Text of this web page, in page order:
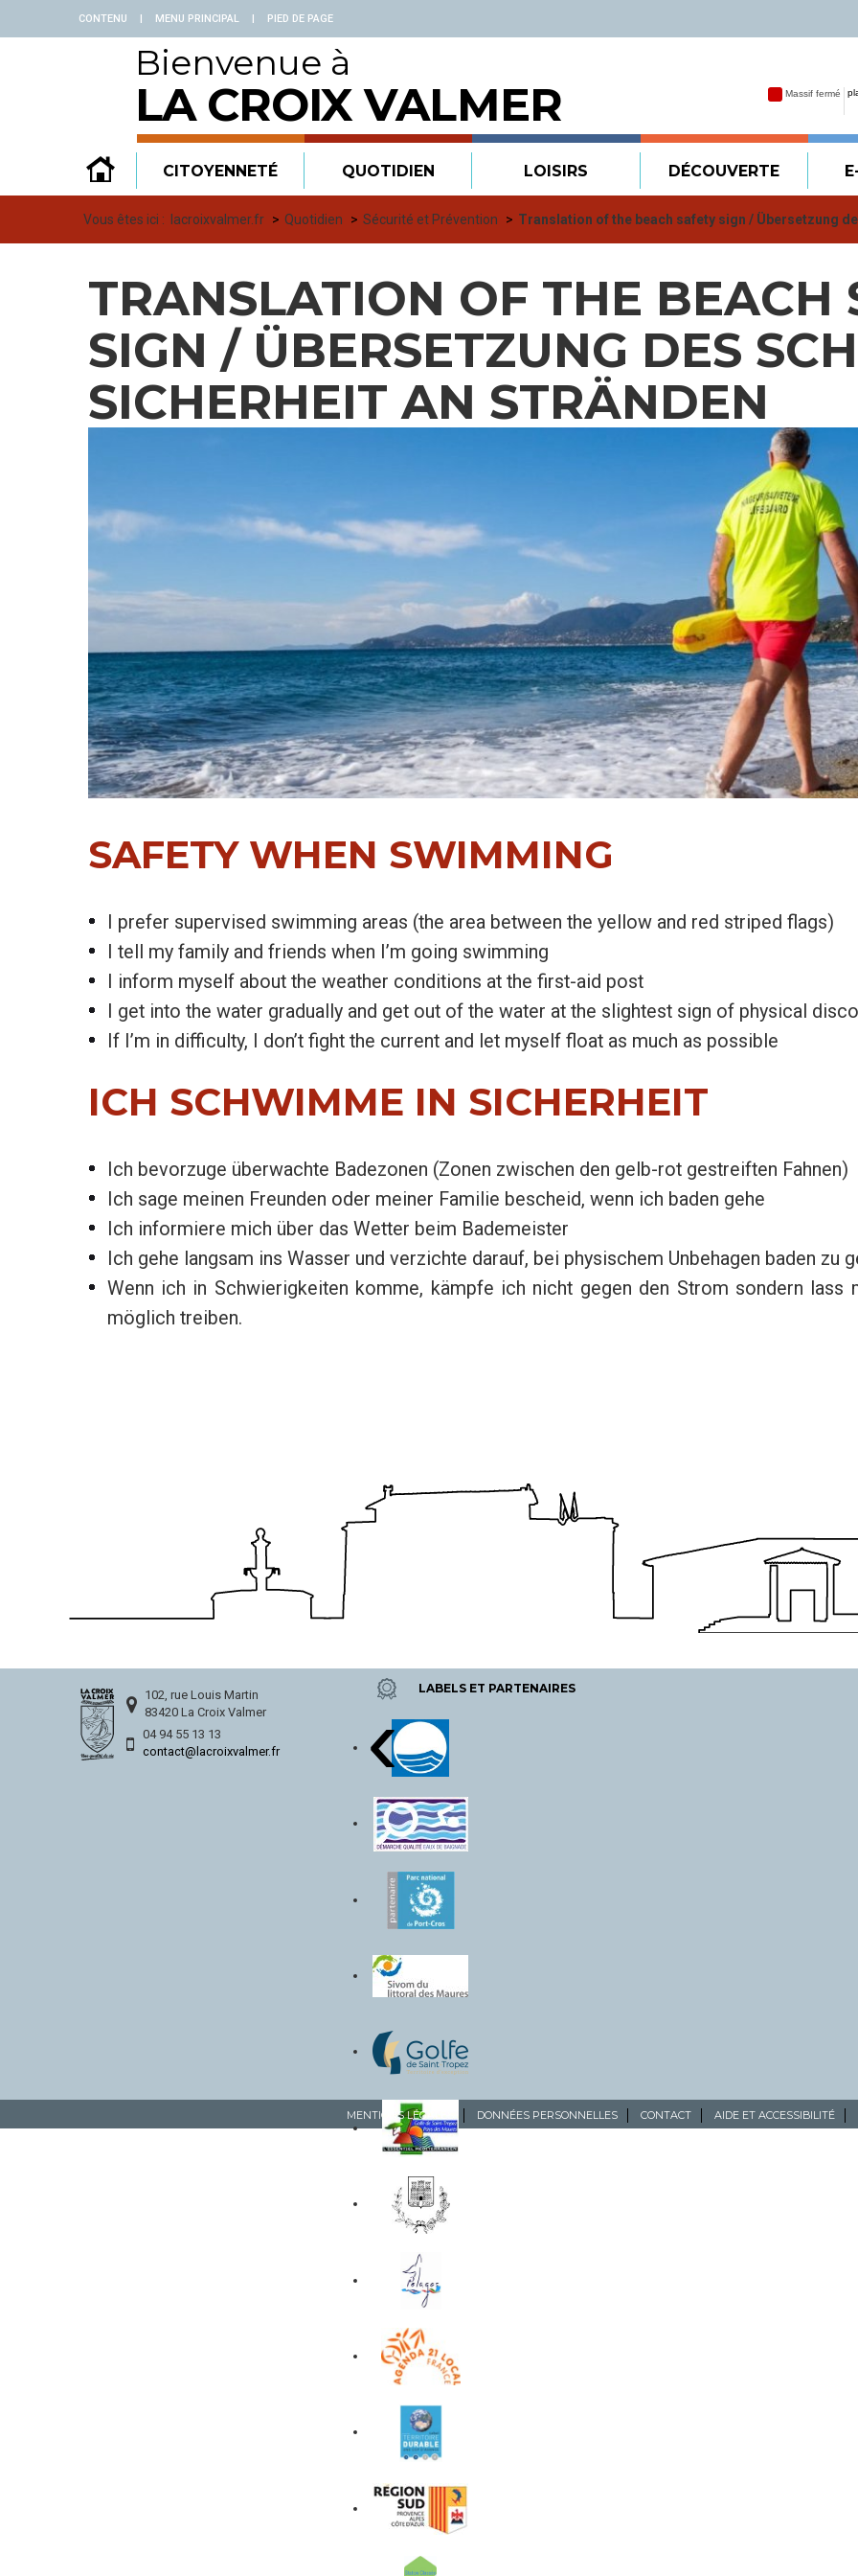
CONTENU | MENU PRINCIPAL | PIED DE PAGE
Bienvenue à
LA CROIX VALMER
CITOYENNETÉ QUOTIDIEN LOISIRS DÉCOUVERTE
Vous êtes ici : lacroixvalmer.fr Quotidien Sécurité et Prévention Translation of the beach safety sign / Übersetzung
TRANSLATION OF THE BEACH
SIGN / ÜBERSETZUNG DES
SICHERHEIT AN STRÄNDEN
SAFETY WHEN SWIMMING
I prefer supervised swimming areas (the area between the yellow and red striped flags)
I tell my family and friends when I’m going swimming
I inform myself about the weather conditions at the first-aid post
I get into the water gradually and get out of the water at the slightest sign of physical
If I’m in difficulty, I don’t fight the current and let myself float as much as possible
ICH SCHWIMME IN SICHERHEIT
Ich bevorzuge überwachte Badezonen (Zonen zwischen den gelb-rot gestreiften Fahnen)
Ich sage meinen Freunden oder meiner Familie bescheid, wenn ich baden gehe
Ich informiere mich über das Wetter beim Bademeister
Ich gehe langsam ins Wasser und verzichte darauf, bei physischem Unbehagen baden zu
Wenn ich in Schwierigkeiten komme, kämpfe ich nicht gegen den Strom sondern lass
möglich treiben.
102, rue Louis Martin
83420 La Croix Valmer
04 94 55 13 13
contact@lacroixvalmer.fr
LABELS ET PARTENAIRES
‹
MENTIONS LÉGALES DONNÉES PERSONNELLES CONTACT AIDE ET ACCESSIBILITÉ